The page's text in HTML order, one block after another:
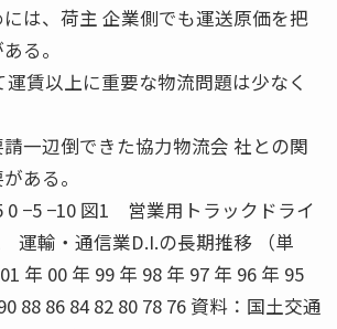
は、荷主 企業側でも運送原価を把
る。
賃以上に重要な物流問題は少なく
一辺倒できた協力物流会 社との関
ある。
0 −5 −10 図1 営業用トラックドライ
運輸・通信業D.I.の長期推移 （単
年 00 年 99 年 98 年 97 年 96 年 95
88 86 84 82 80 78 76 資料：国土交通